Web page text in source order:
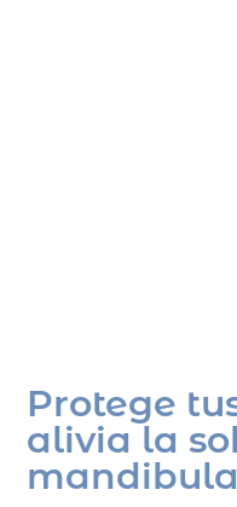
Protege
alivia la